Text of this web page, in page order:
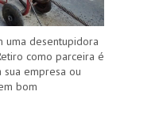
uma desentupidora
como parceira é
empresa ou
bom